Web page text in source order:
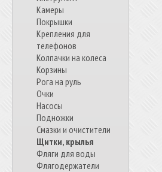
Камеры
Покрышки
Крепления для
телефонов
Колпачки на колеса
Корзины
Рога на руль
Очки
Насосы
Подножки
Смазки и очистители
Щитки, крылья
Фляги для воды
Флягодержатели